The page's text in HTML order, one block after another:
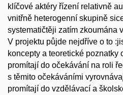
klíčové aktéry řízení relativně
vnitřně heterogenní skupině
systematičtěji zatím zkoumána
V projektu půjde nejdříve o to
koncepty a teoretické poznatky
promítají do očekávání na roli
s těmito očekáváními
promítají do vzdělávací a